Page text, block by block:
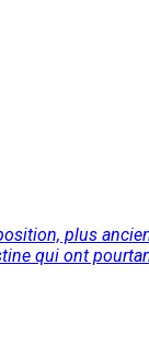
plus
qui ont